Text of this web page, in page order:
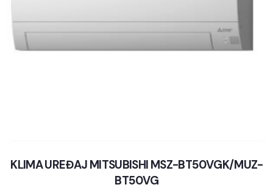
KLIMA UREĐAJ MITSUBISHI MSZ-BT50VGK/MUZ-
BT50VG